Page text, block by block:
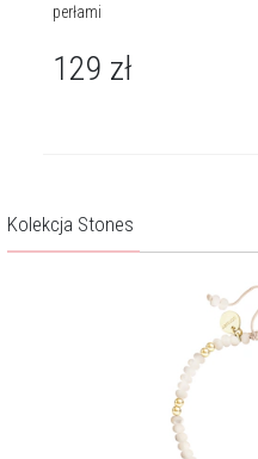
perłami
129 zł
Kolekcja Stones